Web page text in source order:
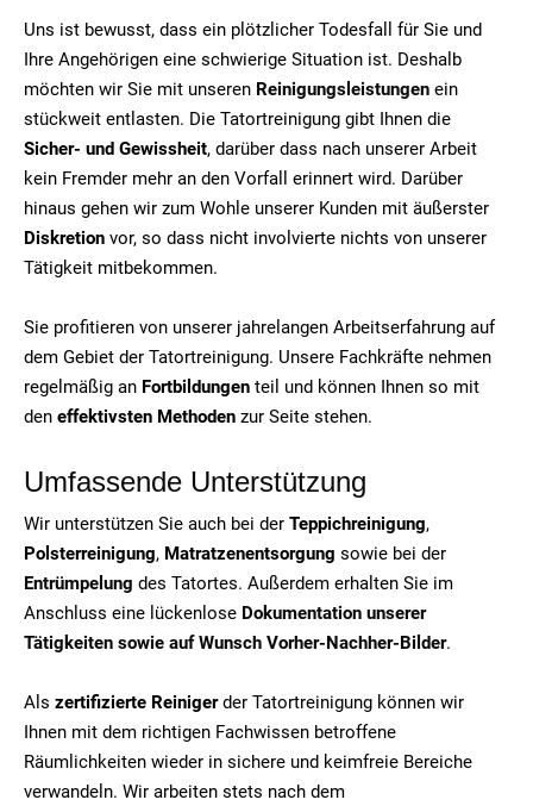
Uns ist bewusst, dass ein plötzlicher Todesfall für Sie und
Ihre Angehörigen eine schwierige Situation ist. Deshalb
möchten wir Sie mit unseren Reinigungsleistungen ein
stückweit entlasten. Die Tatortreinigung gibt Ihnen die
Sicher- und Gewissheit, darüber dass nach unserer Arbeit
kein Fremder mehr an den Vorfall erinnert wird. Darüber
hinaus gehen wir zum Wohle unserer Kunden mit äußerster
Diskretion vor, so dass nicht involvierte nichts von unserer
Tätigkeit mitbekommen.
Sie profitieren von unserer jahrelangen Arbeitserfahrung auf
dem Gebiet der Tatortreinigung. Unsere Fachkräfte nehmen
regelmäßig an Fortbildungen teil und können Ihnen so mit
den effektivsten Methoden zur Seite stehen.
Umfassende Unterstützung
Wir unterstützen Sie auch bei der Teppichreinigung,
Polsterreinigung, Matratzenentsorgung sowie bei der
Entrümpelung des Tatortes. Außerdem erhalten Sie im
Anschluss eine lückenlose Dokumentation unserer
Tätigkeiten sowie auf Wunsch Vorher-Nachher-Bilder.
Als zertifizierte Reinigerder Tatortreinigung können wir
Ihnen mit dem richtigen Fachwissen betroffene
Räumlichkeiten wieder in sichere und keimfreie Bereiche
verwandeln. Wir arbeiten stets nach dem